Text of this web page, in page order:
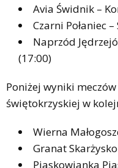
Avia Świdnik –
Czarni Połaniec
Naprzód
(17:00)
Poniżej wyniki
świętokrzyskiej w
Wierna
Granat
Piaskowianka